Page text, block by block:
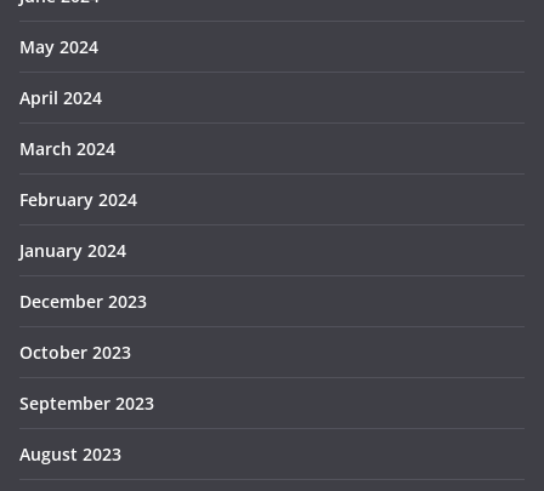
May 2024
April 2024
March 2024
February 2024
January 2024
December 2023
October 2023
September 2023
August 2023